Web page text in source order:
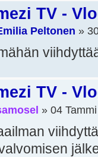
TV -
Peltonen »
TV -
» 04